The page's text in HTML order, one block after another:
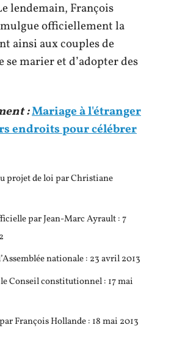
lendemain, François
officiellement la
ainsi aux couples de
se marier et d’adopter des
:Mariage à l'étranger
endroits pour célébrer
projet de loi par Christiane
par Jean-Marc Ayrault : 7
nationale : 23 avril 2013
Conseil constitutionnel : 17 mai
François Hollande : 18 mai 2013